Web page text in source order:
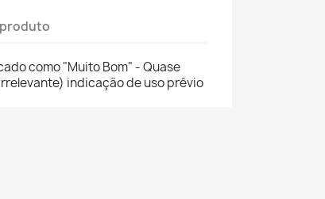
como "Muito Bom" - Quase
indicação de uso prévio